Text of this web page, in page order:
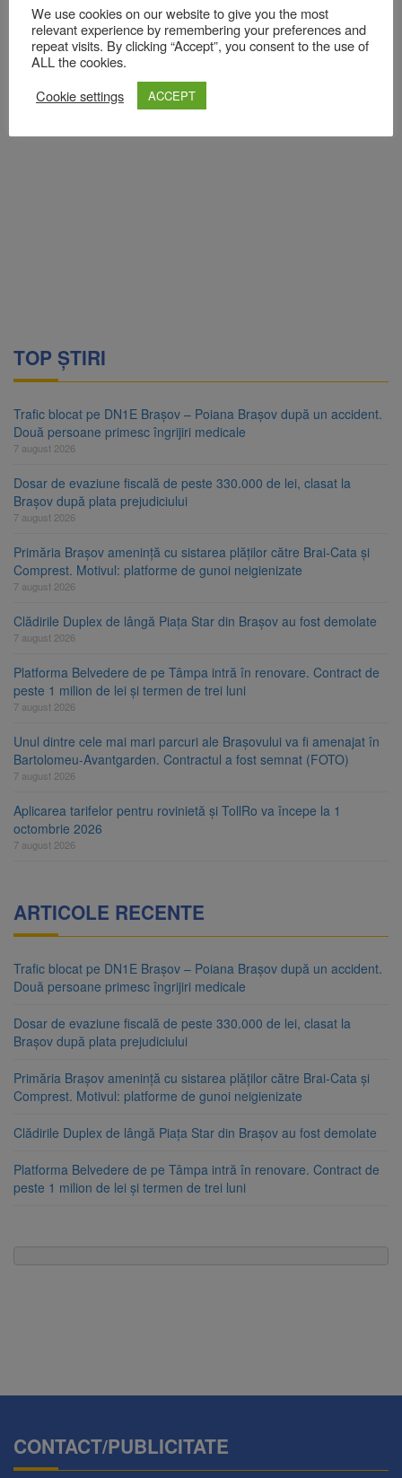
Friendly Captcha ⇗
Acest site folosește Akismet pentru a reduce spamul.
sunt procesate datele comentariilor tale
TOP ȘTIRI
Trafic blocat pe DN1E Brașov – Poiana Brașov după un accident.
Două persoane primesc îngrijiri medicale
7 august 2026
Dosar de evaziune fiscală de peste 330.000 de lei, clasat la
Brașov după plata prejudiciului
7 august 2026
Primăria Brașov amenință cu sistarea plăților către Brai-Cata și
Comprest. Motivul: platforme de gunoi neigienizate
7 august 2026
Clădirile Duplex de lângă Piața Star din Brașov au fost demolate
7 august 2026
Platforma Belvedere de pe Tâmpa intră în renovare. Contract de
peste 1 milion de lei și termen de trei luni
7 august 2026
Unul dintre cele mai mari parcuri ale Brașovului va fi amenajat în
Bartolomeu-Avantgarden. Contractul a fost semnat (FOTO)
7 august 2026
Aplicarea tarifelor pentru rovinietă și TollRo va începe la 1
octombrie 2026
7 august 2026
ARTICOLE RECENTE
Trafic blocat pe DN1E Brașov – Poiana Brașov după un accident.
Două persoane primesc îngrijiri medicale
Dosar de evaziune fiscală de peste 330.000 de lei, clasat la
Brașov după plata prejudiciului
Primăria Brașov amenință cu sistarea plăților către Brai-Cata și
Comprest. Motivul: platforme de gunoi neigienizate
Clădirile Duplex de lângă Piața Star din Brașov au fost demolate
Platforma Belvedere de pe Tâmpa intră în renovare. Contract de
peste 1 milion de lei și termen de trei luni
CONTACT/PUBLICITATE
We use cookies on our website to give you the most
relevant experience by remembering your preferences and
repeat visits. By clicking “Accept”, you consent to the use of
ALL the cookies.
Cookie settings
ACCEPT